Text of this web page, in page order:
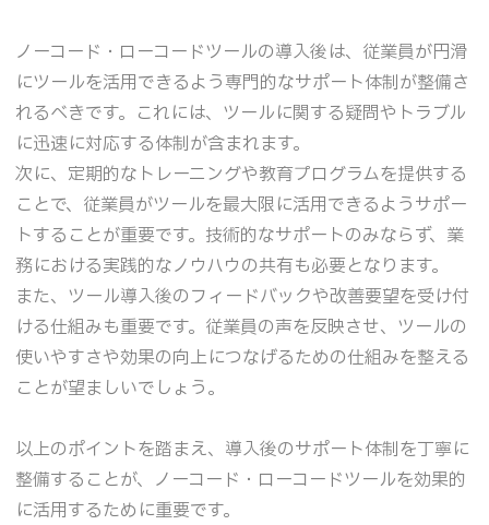
ノーコード・ローコードツールの導入後は、従業員が円滑
にツールを活用できるよう専門的なサポート体制が整備さ
れるべきです。これには、ツールに関する疑問やトラブル
に迅速に対応する体制が含まれます。
次に、定期的なトレーニングや教育プログラムを提供する
ことで、従業員がツールを最大限に活用できるようサポー
トすることが重要です。技術的なサポートのみならず、業
務における実践的なノウハウの共有も必要となります。
また、ツール導入後のフィードバックや改善要望を受け付
ける仕組みも重要です。従業員の声を反映させ、ツールの
使いやすさや効果の向上につなげるための仕組みを整える
ことが望ましいでしょう。
以上のポイントを踏まえ、導入後のサポート体制を丁寧に
整備することが、ノーコード・ローコードツールを効果的
に活用するために重要です。